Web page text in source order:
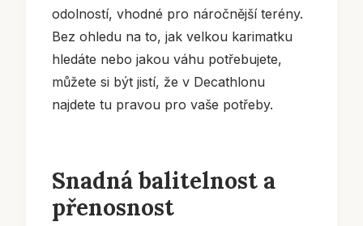
odolností, vhodné pro náročnější terény.
Bez ohledu na to, jak velkou karimatku
hledáte nebo jakou váhu potřebujete,
můžete si být jistí, že v Decathlonu
najdete tu pravou pro vaše potřeby.
Snadná balitelnost a
přenosnost